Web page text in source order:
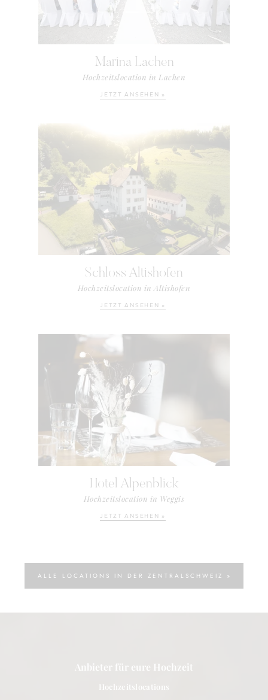
Marina Lachen
Hochzeitslocation in Lachen
JETZT ANSEHEN »
Schloss Altishofen
Hochzeitslocation in Altishofen
JETZT ANSEHEN »
Hotel Alpenblick
Hochzeitslocation in Weggis
JETZT ANSEHEN »
ALLE LOCATIONS IN DER ZENTRALSCHWEIZ »
Anbieter für eure Hochzeit
Hochzeitslocations